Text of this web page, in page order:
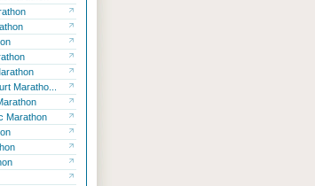
Maratho...
Marathon